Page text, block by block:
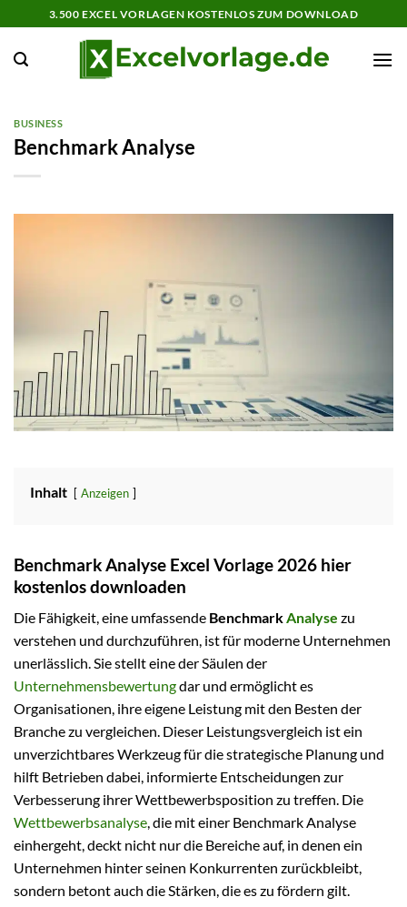
Inhalt
springen
3.500 EXCEL VORLAGEN KOSTENLOS ZUM DOWNLOAD
BUSINESS
Benchmark Analyse
Inhalt Anzeigen
Benchmark Analyse Excel Vorlage 2026 hier
kostenlos downloaden
Die Fähigkeit, eine umfassende BenchmarkAnalyse zu
verstehen und durchzuführen, ist für moderne Unternehmen
unerlässlich. Sie stellt eine der Säulen der
Unternehmensbewertungdar und ermöglicht es
Organisationen, ihre eigene Leistung mit den Besten der
Branche zu vergleichen. Dieser Leistungsvergleich ist ein
unverzichtbares Werkzeug für die strategische Planung und
hilft Betrieben dabei, informierte Entscheidungen zur
Verbesserung ihrer Wettbewerbsposition zu treffen. Die
Wettbewerbsanalyse, die mit einer Benchmark Analyse
einhergeht, deckt nicht nur die Bereiche auf, in denen ein
Unternehmen hinter seinen Konkurrenten zurückbleibt,
sondern betont auch die Stärken, die es zu fördern gilt.